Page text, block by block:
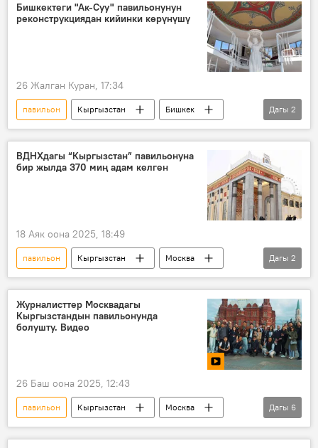
Бишкектеги "Ак-Суу" павильонунун
реконструкциядан кийинки көрүнүшү
26 Жалган Куран, 17:34
павильон Кыргызстан
Бишкек
реконструкция
мэрия
Дагы 2
ВДНХдагы “Кыргызстан” павильонуна
бир жылда 370 миң адам келген
18 Аяк оона 2025, 18:49
павильон Кыргызстан
Москва
көргөзмө
Маданият
Дагы 2
Журналисттер Москвадагы
Кыргызстандын павильонунда
болушту. Видео
26 Баш оона 2025, 12:43
павильон Кыргызстан
Москва
ВДНХ
Мамлекеттик ипотекалык компания
Дагы 6